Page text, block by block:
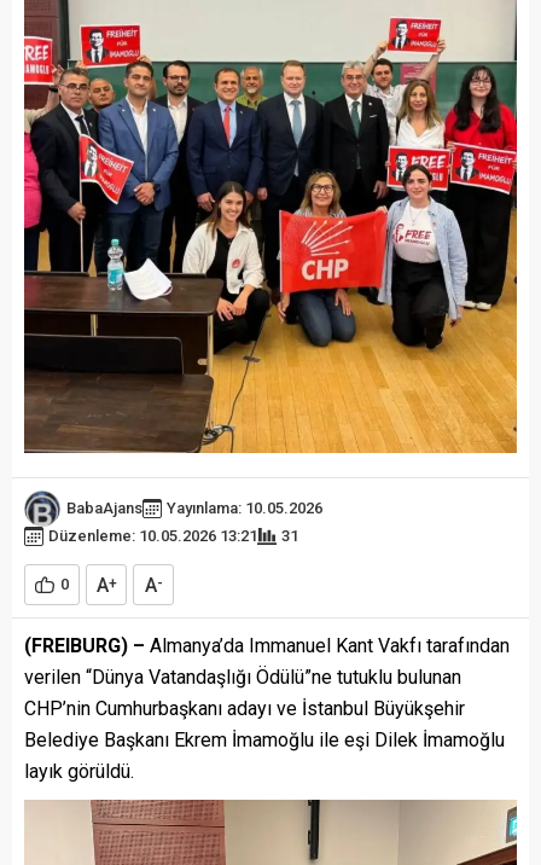
BabaAjans
Yayınlama: 10.05.2026
Düzenleme: 10.05.2026 13:21
31
0 A+ A-
(FREIBURG) – Almanya’da Immanuel Kant Vakfı tarafından
verilen “Dünya Vatandaşlığı Ödülü”ne tutuklu bulunan
CHP’nin Cumhurbaşkanı adayı ve İstanbul Büyükşehir
Belediye Başkanı Ekrem İmamoğlu ile eşi Dilek İmamoğlu
layık görüldü.